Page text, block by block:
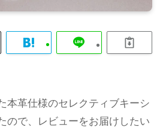
本革仕様のセレクティブキーシ
ので、レビューをお届けしたい